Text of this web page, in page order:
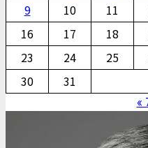
9
10 11
16
17 18
23
24 25
30
31
«